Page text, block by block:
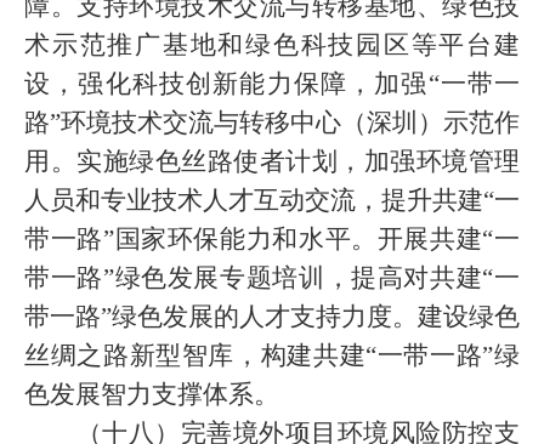
障。支持环境技术交流与转移基地、绿色技
术示范推广基地和绿色科技园区等平台建
设，强化科技创新能力保障，加强“一带一
路”环境技术交流与转移中心（深圳）示范作
用。实施绿色丝路使者计划，加强环境管理
人员和专业技术人才互动交流，提升共建“一
带一路”国家环保能力和水平。开展共建“一
带一路”绿色发展专题培训，提高对共建“一
带一路”绿色发展的人才支持力度。建设绿色
丝绸之路新型智库，构建共建“一带一路”绿
色发展智力支撑体系。
（十八）完善境外项目环境风险防控支